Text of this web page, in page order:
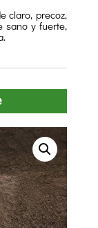
claro, precoz,
sano y fuerte,